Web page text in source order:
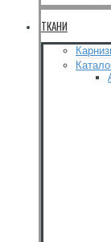
ТКАНИ